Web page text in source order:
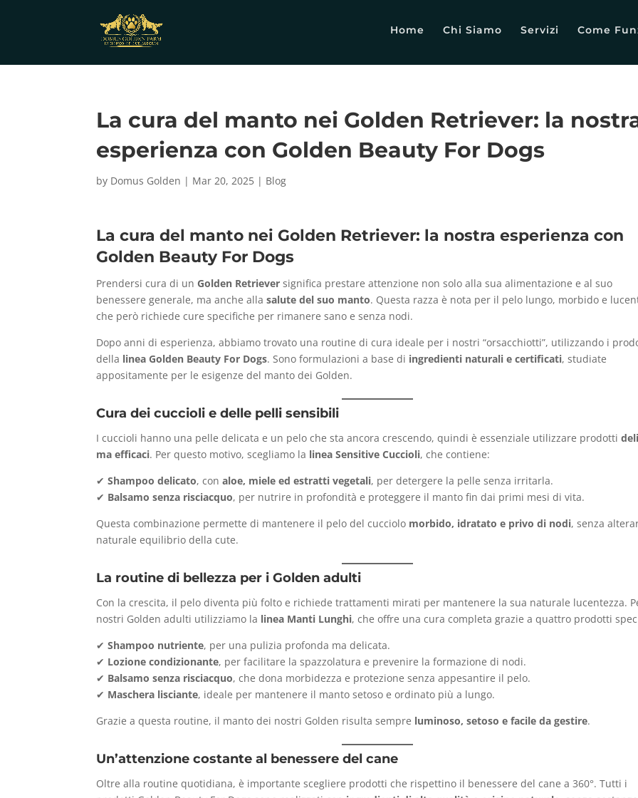
Home Chi Siamo Servizi Come
La cura del manto nei Golden Retriever: la
esperienza con Golden Beauty For Dogs
by Domus Golden | Mar 20, 2025| Blog
La cura del manto nei Golden Retriever: la nostra esperienza con
Golden Beauty For Dogs
Prendersi cura di un Golden Retrieversignifica prestare attenzione non solo alla sua alimentazione e al suo
benessere generale, ma anche alla salute del suo manto. Questa razza è nota per il pelo lungo, morbido e
che però richiede cure specifiche per rimanere sano e senza nodi.
Dopo anni di esperienza, abbiamo trovato una routine di cura ideale per i nostri “orsacchiotti”, utilizzando i
della linea Golden Beauty For Dogs. Sono formulazioni a base di ingredienti naturali e certificati, studiate
appositamente per le esigenze del manto dei Golden.
Cura dei cuccioli e delle pelli sensibili
I cuccioli hanno una pelle delicata e un pelo che sta ancora crescendo, quindi è essenziale utilizzare prodotti
ma efficaci. Per questo motivo, scegliamo la linea Sensitive Cuccioli, che contiene:
✔ Shampoo delicato, con aloe, miele ed estratti vegetali, per detergere la pelle senza irritarla.
✔ Balsamo senza risciacquo, per nutrire in profondità e proteggere il manto fin dai primi mesi di vita.
Questa combinazione permette di mantenere il pelo del cucciolo morbido, idratato e privo di nodi, senza
naturale equilibrio della cute.
La routine di bellezza per i Golden adulti
Con la crescita, il pelo diventa più folto e richiede trattamenti mirati per mantenere la sua naturale lucentezza.
nostri Golden adulti utilizziamo la linea Manti Lunghi, che offre una cura completa grazie a quattro prodotti
✔ Shampoo nutriente, per una pulizia profonda ma delicata.
✔ Lozione condizionante, per facilitare la spazzolatura e prevenire la formazione di nodi.
✔ Balsamo senza risciacquo, che dona morbidezza e protezione senza appesantire il pelo.
✔ Maschera lisciante, ideale per mantenere il manto setoso e ordinato più a lungo.
Grazie a questa routine, il manto dei nostri Golden risulta sempre luminoso, setoso e facile da gestire.
Un’attenzione costante al benessere del cane
Oltre alla routine quotidiana, è importante scegliere prodotti che rispettino il benessere del cane a 360°. Tutti i